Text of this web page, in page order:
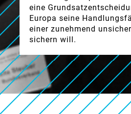
eine
Europa seine
einer zunehmend
sichern will.